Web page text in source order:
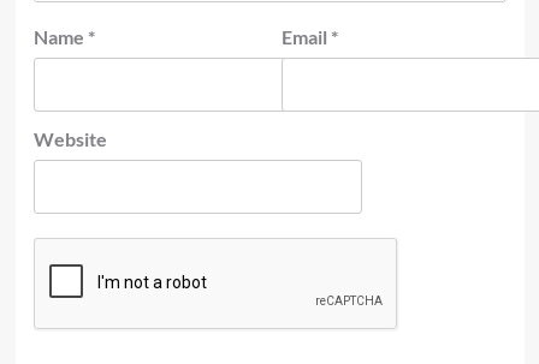
Name * Email *
Website